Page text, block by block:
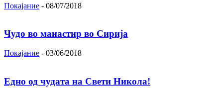
Покајание - 08/07/2018
Чудо во манастир во Сирија
Покајание - 03/06/2018
Едно од чудата на Свети Никола!